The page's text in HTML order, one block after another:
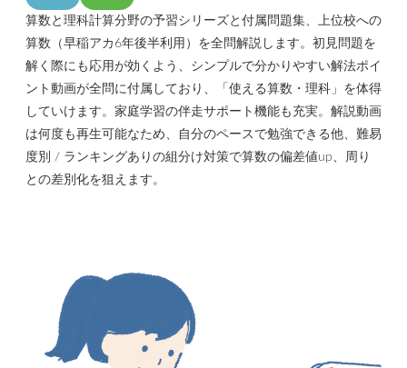
算数と理科計算分野の予習シリーズと付属問題集、上位校への
算数（早稲アカ6年後半利用）を全問解説します。初見問題を
解く際にも応用が効くよう、シンプルで分かりやすい解法ポイ
ント動画が全問に付属しており、「使える算数・理科」を体得
していけます。家庭学習の伴走サポート機能も充実。解説動画
は何度も再生可能なため、自分のペースで勉強できる他、難易
度別 / ランキングありの組分け対策で算数の偏差値up、周り
との差別化を狙えます。